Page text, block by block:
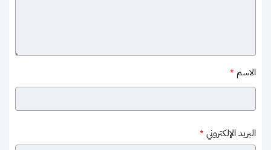
الاسم *
البريد الإلكتروني *